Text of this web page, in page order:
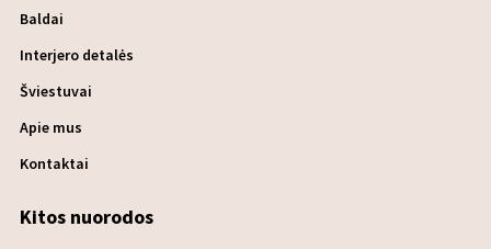
Baldai
Interjero detalės
Šviestuvai
Apie mus
Kontaktai
Kitos nuorodos